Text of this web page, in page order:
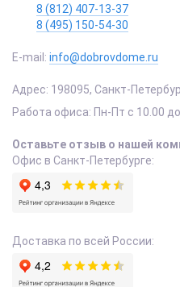
8 (812) 407-13-37
8 (495) 150-54-30
E-mail: info@dobrovdome.ru
Адрес: 198095, Санкт-
Работа офиса: Пн-Пт с 10.00
Оставьте отзыв о нашей
Офис в Санкт-Петербурге:
Доставка по всей России: